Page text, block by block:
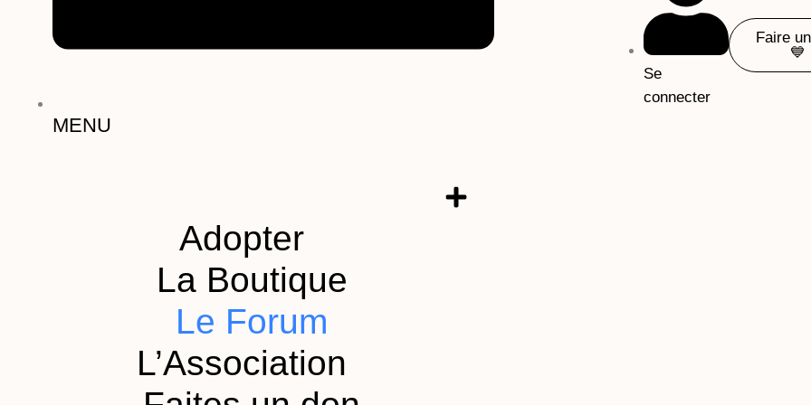
MENU
Adopter
La Boutique
Le Forum
L’Association
Se
connecter
Faire
💙